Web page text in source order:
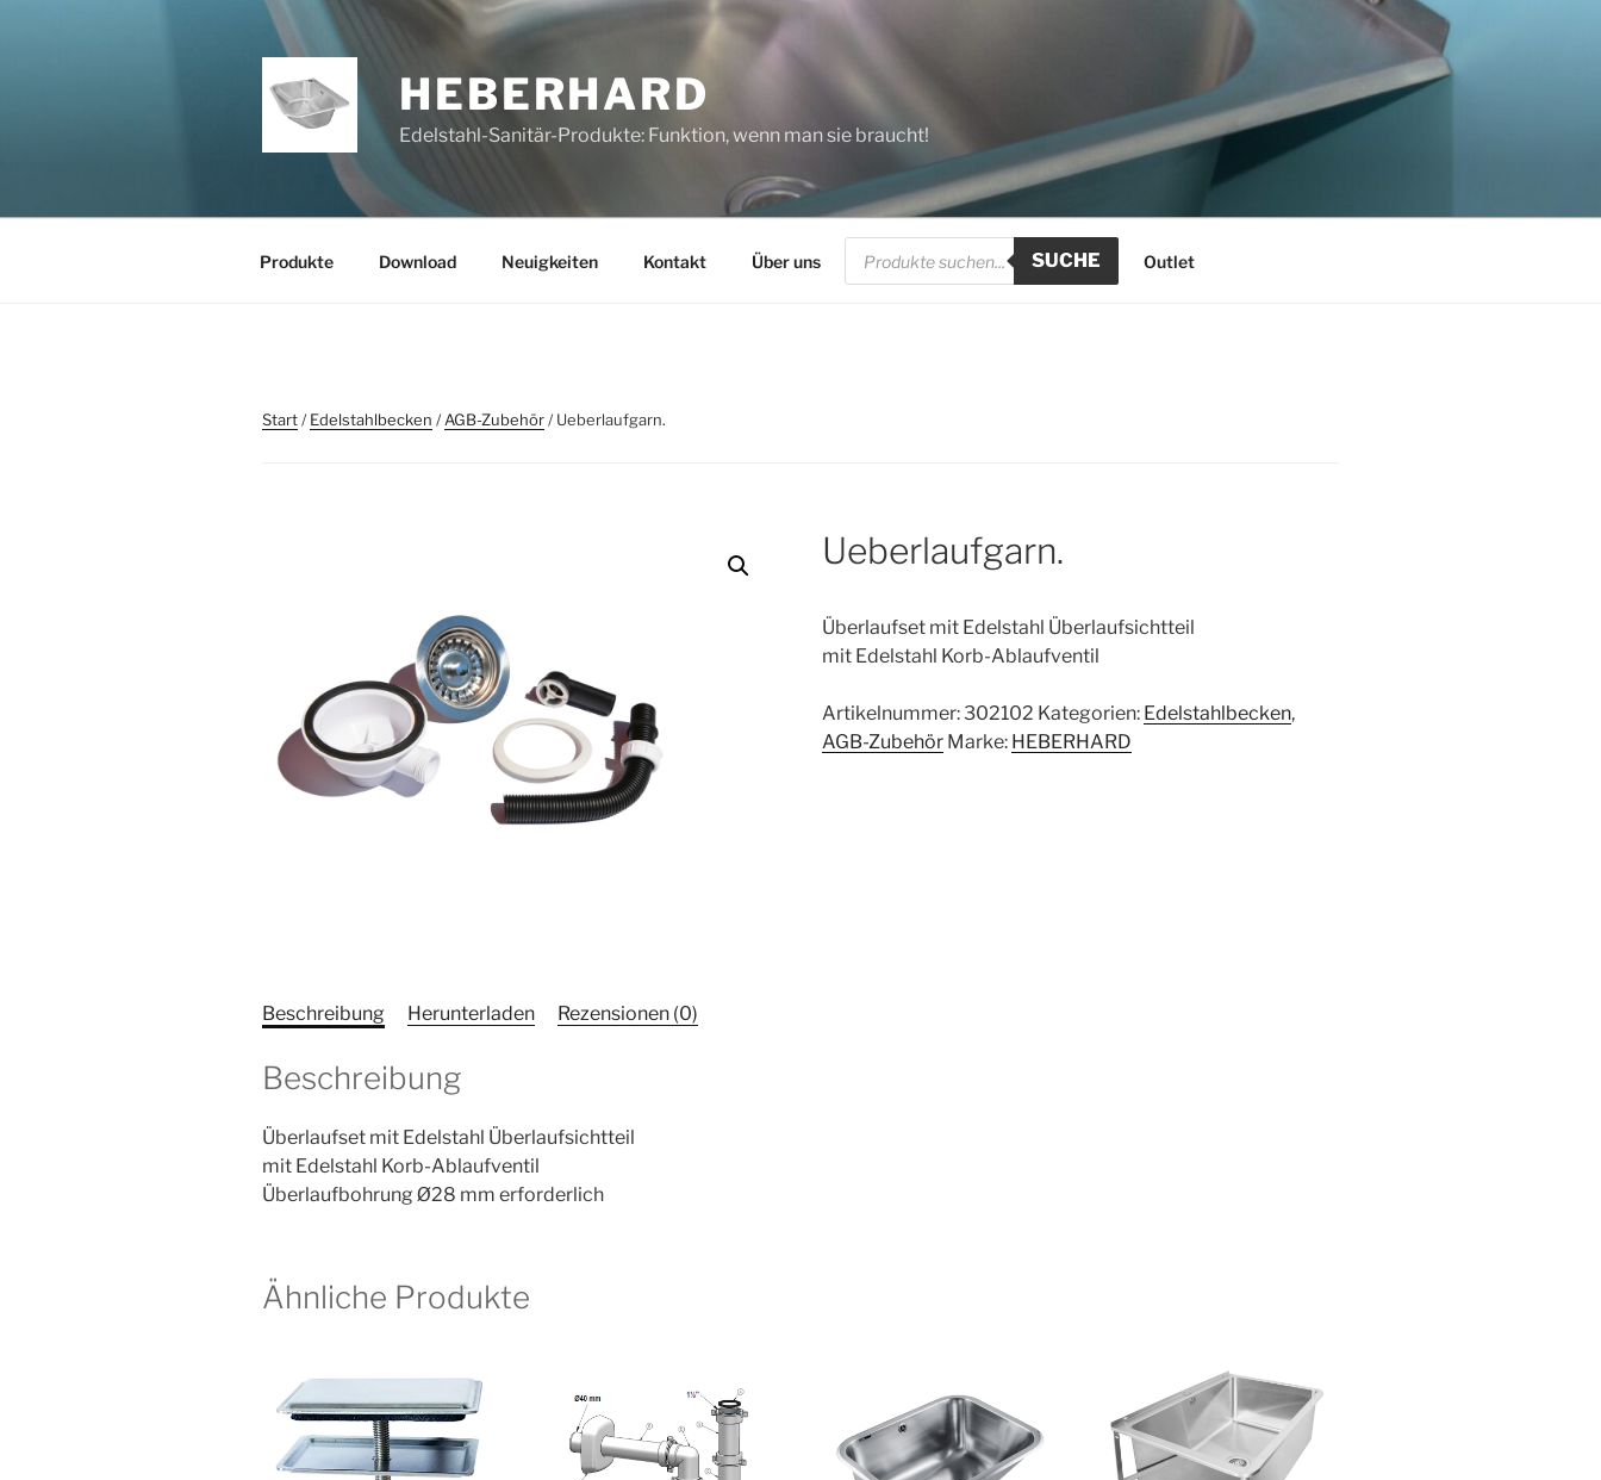
HEBERHARD
Edelstahl-Sanitär-Produkte: Funktion, wenn man sie braucht!
Produkte Download Neuigkeiten Kontakt Über uns
Products
search
SUCHE Outlet
Start/Edelstahlbecken /AGB-Zubehör/ Ueberlaufgarn.
Ueberlaufgarn.
Überlaufset mit Edelstahl Überlaufsichtteil
mit Edelstahl Korb-Ablaufventil
Artikelnummer:302102 Kategorien: Edelstahlbecken,
AGB-Zubehör Marke: HEBERHARD
Beschreibung Herunterladen Rezensionen (0)
Beschreibung
Überlaufset mit Edelstahl Überlaufsichtteil
mit Edelstahl Korb-Ablaufventil
Überlaufbohrung Ø28 mm erforderlich
Ähnliche Produkte